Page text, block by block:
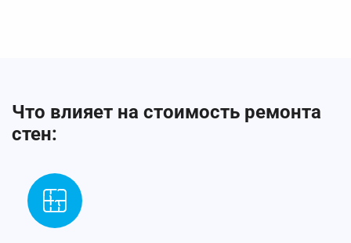
Что влияет на стоимость ремонта
стен: